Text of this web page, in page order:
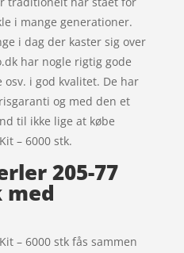
i mange generationer.
i dag der kaster sig over
har nogle rigtig gode
i god kvalitet. De har
og med den et
til ikke lige at købe
– 6000 stk.
205-77
med
– 6000 stk fås sammen